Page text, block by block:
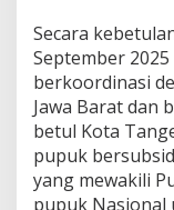
Secara
September
berkoordinasi
Jawa Barat dan
betul Kota
pupuk
yang mewakili
pupuk Nasional